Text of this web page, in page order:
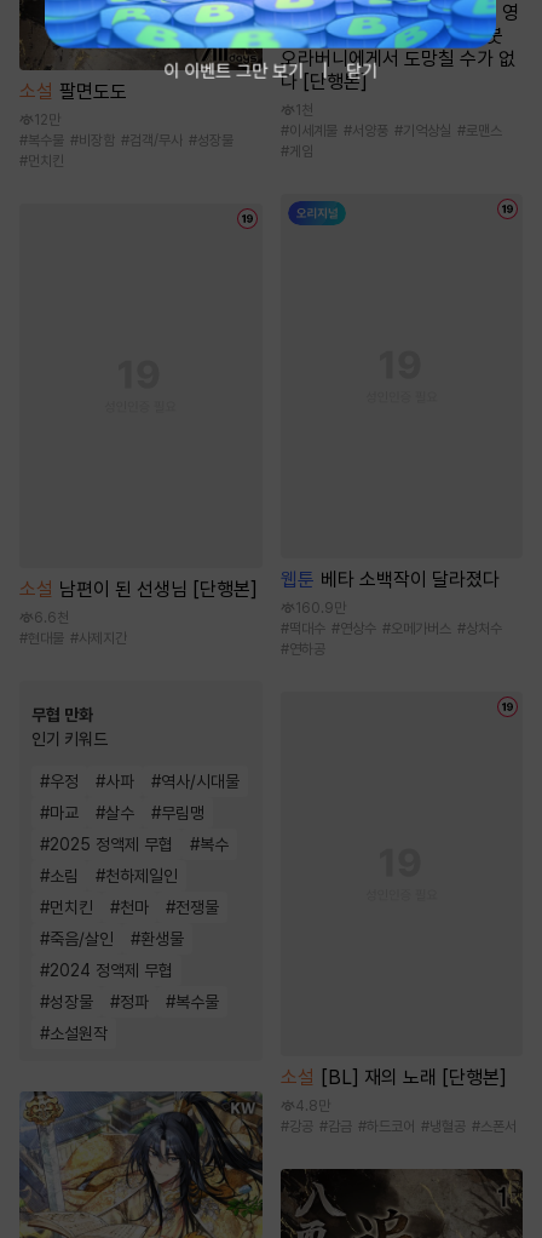
소설 팔면도도
12만
#복수물 #비장함 #검객/무사 #성장물
#먼치킨
소설 남편이 된 선생님 [단행본]
6.6천
#현대물 #사제지간
무협 만화
인기 키워드
#우정 #사파 #역사/시대물
#마교 #살수 #무림맹
#2025 정액제 무협 #복수
#소림 #천하제일인
#먼치킨 #천마 #전쟁물
#죽음/살인 #환생물
#2024 정액제 무협
#성장물 #정파 #복수물
#소설원작
만화 [일권만] 기억상실 악역 영
애는 공략 대상인 얀데레 의붓
오라버니에게서 도망칠 수가 없
다 [단행본]
1천
#이세계물 #서양풍 #기억상실 #로맨스
#게임
웹툰 베타 소백작이 달라졌다
160.9만
#떡대수 #연상수 #오메가버스 #상처수
#연하공
소설 [BL] 재의 노래 [단행본]
4.8만
#강공 #감금 #하드코어 #냉혈공 #스폰서
이 이벤트 그만 보기 닫기